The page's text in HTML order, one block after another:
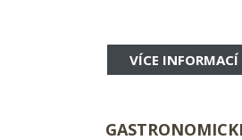
VÍCE INFORMACÍ